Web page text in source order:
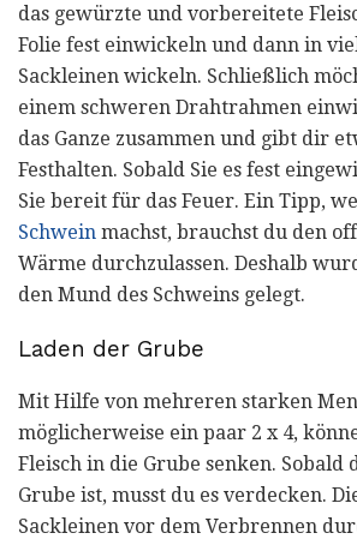
das gewürzte und vorbereitete
Folie fest einwickeln und dann in
Sackleinen wickeln. Schließlich
einem schweren Drahtrahmen
das Ganze zusammen und gibt dir
Festhalten. Sobald Sie es fest
Sie bereit für das Feuer. Ein Tipp,
Schwein machst, brauchst du den
Wärme durchzulassen. Deshalb
den Mund des Schweins gelegt.
Laden der Grube
Mit Hilfe von mehreren starken
möglicherweise ein paar 2 x 4,
Fleisch in die Grube senken. Sobald
Grube ist, musst du es verdecken.
Sackleinen vor dem Verbrennen